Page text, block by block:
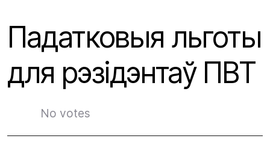
Падатковыя льготы
для рэзідэнтаў ПВТ
No votes